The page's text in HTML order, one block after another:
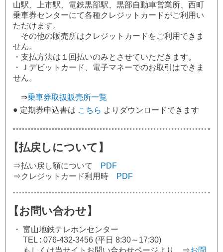
山駅、上市駅、電鉄黒部駅、黒部自動車営業所、西町
乗車券センターにて各種クレジットカードがご利用い
ただけます。
その他の販売所はクレジットカードをご利用できま
せん。
・支払方法は１回払いのみとさせていただきます。
・Ｊデビットカード、電子マネーでのお取引はできま
せん。
⇒乗車券取扱販売所一覧
● 定期券申込書は こちら よりダウンロードできます
【払戻しについて】
⇒払い戻し額について
PDF
⇒クレジットカード利用時
PDF
【お問い合わせ】
・ 富山地鉄テレホンセンター
TEL : 076-432-3456 (平日 8:30～17:30)
もしくは当サイトお問い合わせページより ⇒お問